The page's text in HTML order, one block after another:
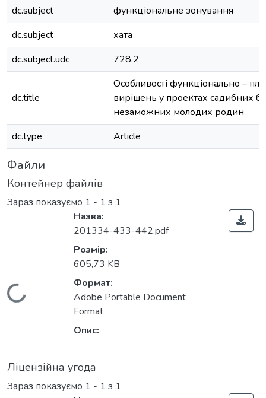
dc.subject
функціональне зонування
dc.subject
хата
dc.subject.udc
728.2
dc.title
Особливості функціонально –
вирішень у проектах садибних
незаможних молодих родин
dc.type
Article
Файли
Контейнер файлів
Зараз показуємо 1 - 1 з 1
Вантажиться...
Назва:
201334-433-442.pdf
Розмір:
605,73 KB
Формат:
Adobe Portable Document
Format
Опис:
Ліцензійна угода
Зараз показуємо 1 - 1 з 1